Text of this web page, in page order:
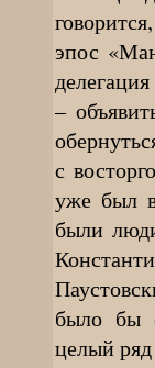
эпос
–
с
уже был
были
было бы
целый